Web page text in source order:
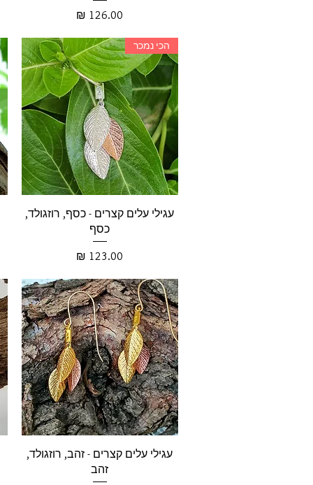
מחיר
הכי נמכר
עגילי עלים קצרים - כסף, רוזגולד,
כסף
מחיר
עגילי עלים קצרים - זהב, רוזגולד,
זהב